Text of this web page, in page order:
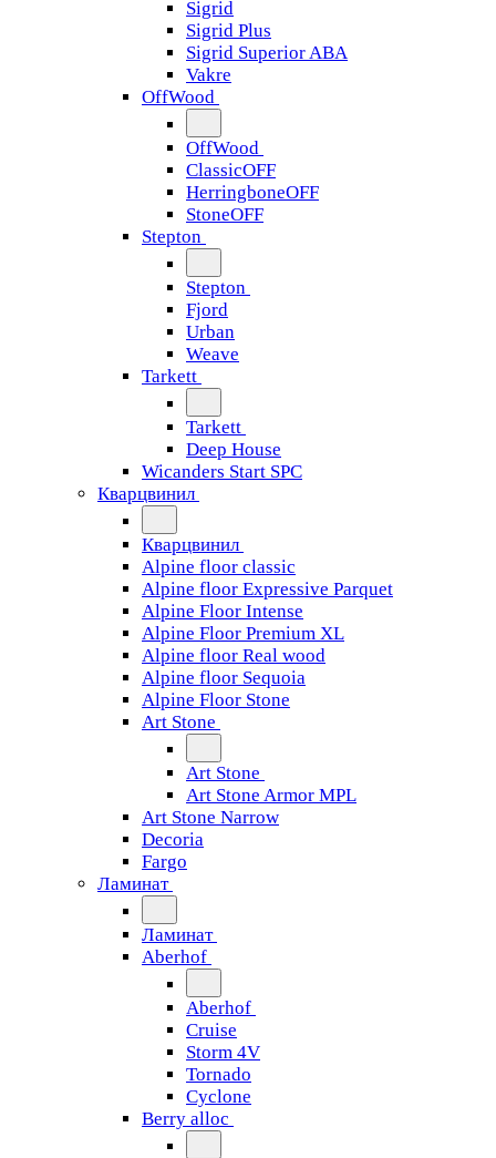
Sigrid
Sigrid Plus
Sigrid Superior ABA
Vakre
OffWood
OffWood
ClassicOFF
HerringboneOFF
StoneOFF
Stepton
Stepton
Fjord
Urban
Weave
Tarkett
Tarkett
Deep House
Wicanders Start SPC
Кварцвинил
Кварцвинил
Alpine floor classic
Alpine floor Expressive Parquet
Alpine Floor Intense
Alpine Floor Premium XL
Alpine floor Real wood
Alpine floor Sequoia
Alpine Floor Stone
Art Stone
Art Stone
Art Stone Armor MPL
Art Stone Narrow
Decoria
Fargo
Ламинат
Ламинат
Aberhof
Aberhof
Cruise
Storm 4V
Tornado
Сyclone
Berry alloc